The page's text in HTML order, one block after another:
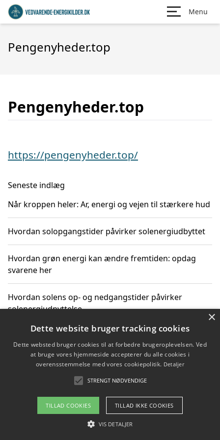
Menu
Pengenyheder.top
Pengenyheder.top
https://pengenyheder.top/
Seneste indlæg
Når kroppen heler: Ar, energi og vejen til stærkere hud
Hvordan solopgangstider påvirker solenergiudbyttet
Hvordan grøn energi kan ændre fremtiden: opdag
svarene her
Hvordan solens op- og nedgangstider påvirker
solenergiudnyttelse
Hvordan du får svar på energispørgsmål om
vedvarende energikilder
Om / kontakt
Blog Betingelser
×
Dette website bruger tracking cookies
Dette websted bruger cookies til at forbedre brugeroplevelsen. Ved
at bruge vores hjemmeside accepterer du alle cookies i
overensstemmelse med vores cookiepolitik. Detaljer
STRENGT NØDVENDIGE
TILLAD COOKIES TILLAD IKKE COOKIES
VIS DETALJER